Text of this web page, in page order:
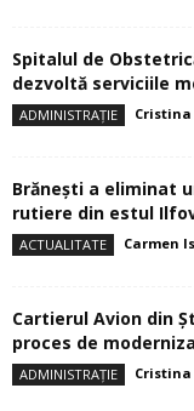
Spitalul de
dezvoltă serviciile
ADMINISTRAȚIE Cristina
Brănești a eliminat
rutiere din estul
ACTUALITATE Carmen
Cartierul Avion din
proces de
ADMINISTRAȚIE Cristina